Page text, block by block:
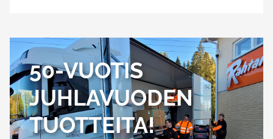
50-VUOTIS
JUHLAVUODEN
TUOTTEITA!